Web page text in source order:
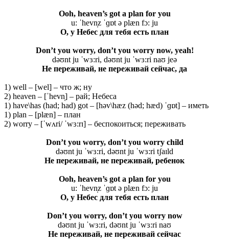
Ooh, heaven’s got a plan for you
u: ˈhevn̩z ˈɡɒt ə plæn fɔ: ju
О, у Небес для тебя есть план
Don’t you worry, don’t you worry now, yeah!
dəʊnt ju ˈwɜ:ri, dəʊnt ju ˈwɜ:ri naʊ jeə
Не переживай, не переживай сейчас, да
1) well – [wel] – что ж; ну
2) heaven – [ˈhevn̩] – рай; Небеса
1) have\has (had; had) got – [həv\hæz (həd; hæd) ˈɡɒt] – иметь
1) plan – [plæn] – план
2) worry – [ˈwʌri/ ˈwɜ:rɪ] – беспокоиться; переживать
Don’t you worry, don’t you worry child
dəʊnt ju ˈwɜ:ri, dəʊnt ju ˈwɜ:ri tʃaɪld
Не переживай, не переживай, ребенок
Ooh, heaven’s got a plan for you
u: ˈhevn̩z ˈɡɒt ə plæn fɔ: ju
О, у Небес для тебя есть план
Don’t you worry, don’t you worry now
dəʊnt ju ˈwɜ:ri, dəʊnt ju ˈwɜ:ri naʊ
Не переживай, не переживай сейчас